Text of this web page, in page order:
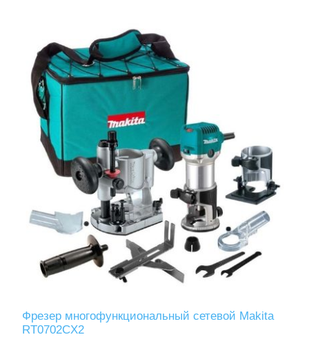
Фрезер многофункциональный сетевой Makita
RT0702CX2